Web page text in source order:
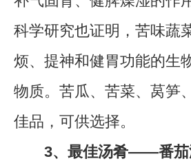
科学研究也证明，苦味蔬
烦、提神和健胃功能的生
物质。苦瓜、苦菜、莴笋
佳品，可供选择。
3、最佳汤肴——番茄